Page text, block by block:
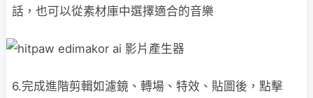
話，也可以從素材庫中選擇適合的音樂
6.完成進階剪輯如濾鏡、轉場、特效、貼圖後，點擊